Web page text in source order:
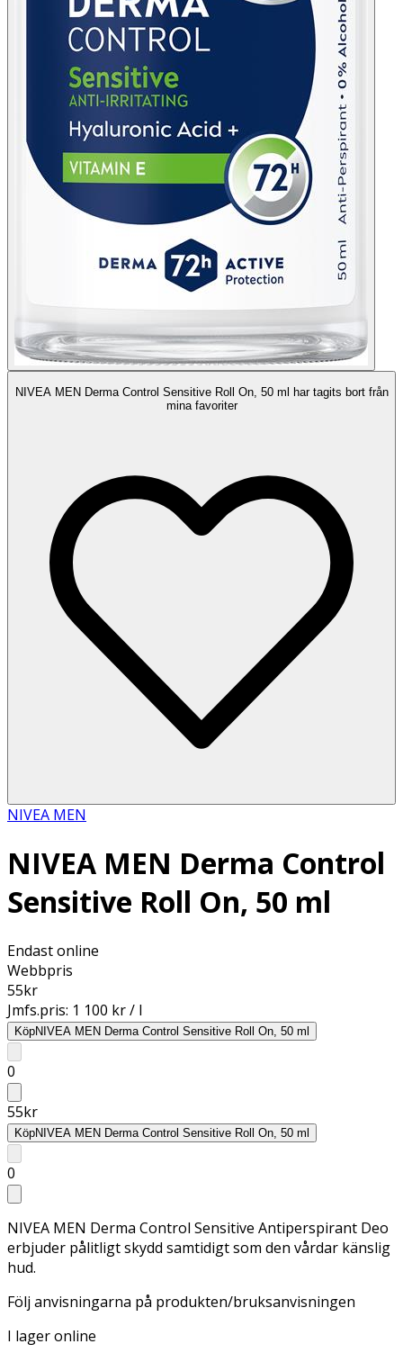
NIVEA MEN Derma Control Sensitive Roll On, 50 ml har tagits bort från
mina favoriter
NIVEA MEN
NIVEA MEN Derma Control
Sensitive Roll On, 50 ml
Endast online
Webbpris
55kr
Jmfs.pris: 1 100 kr / l
KöpNIVEA MEN Derma Control Sensitive Roll On, 50 ml
0
55kr
KöpNIVEA MEN Derma Control Sensitive Roll On, 50 ml
0
NIVEA MEN Derma Control Sensitive Antiperspirant Deo
erbjuder pålitligt skydd samtidigt som den vårdar känslig
hud.
Följ anvisningarna på produkten/bruksanvisningen
I lager online